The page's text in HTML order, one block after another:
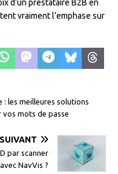
d’un prestataire B2B en
vraiment l’emphase sur
: les meilleures solutions
mots de passe
SUIVANT
par scanner
NavVis ?